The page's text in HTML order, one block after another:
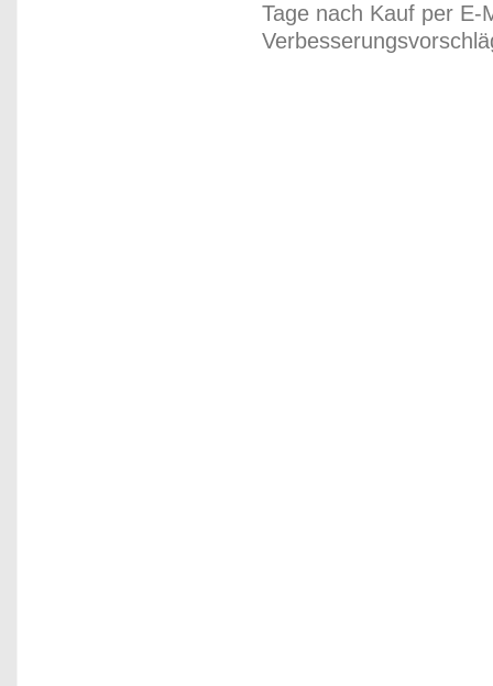
Tage nach Kauf per E-